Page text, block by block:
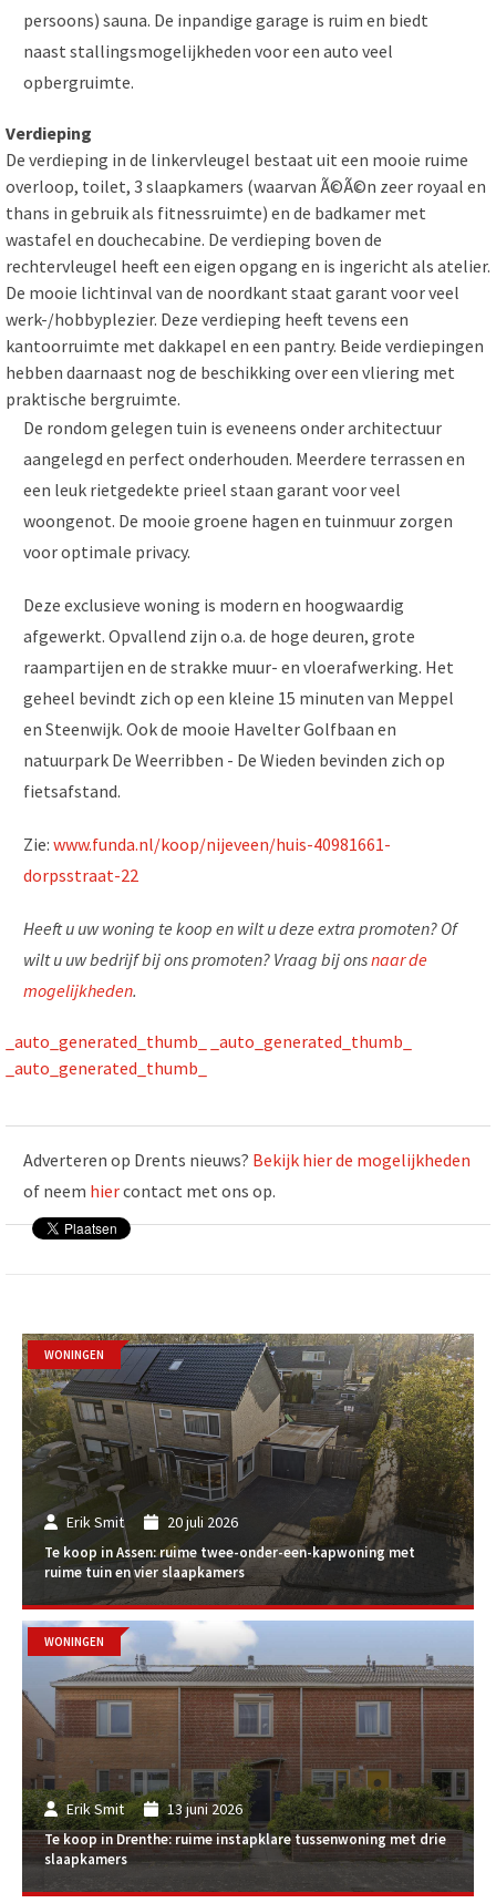
persoons) sauna. De inpandige garage is ruim en biedt
naast stallingsmogelijkheden voor een auto veel
opbergruimte.
Verdieping
De verdieping in de linkervleugel bestaat uit een mooie ruime
overloop, toilet, 3 slaapkamers (waarvan Ã©Ã©n zeer royaal en
thans in gebruik als fitnessruimte) en de badkamer met
wastafel en douchecabine. De verdieping boven de
rechtervleugel heeft een eigen opgang en is ingericht als atelier.
De mooie lichtinval van de noordkant staat garant voor veel
werk-/hobbyplezier. Deze verdieping heeft tevens een
kantoorruimte met dakkapel en een pantry. Beide verdiepingen
hebben daarnaast nog de beschikking over een vliering met
praktische bergruimte.
De rondom gelegen tuin is eveneens onder architectuur
aangelegd en perfect onderhouden. Meerdere terrassen en
een leuk rietgedekte prieel staan garant voor veel
woongenot. De mooie groene hagen en tuinmuur zorgen
voor optimale privacy.
Deze exclusieve woning is modern en hoogwaardig
afgewerkt. Opvallend zijn o.a. de hoge deuren, grote
raampartijen en de strakke muur- en vloerafwerking. Het
geheel bevindt zich op een kleine 15 minuten van Meppel
en Steenwijk. Ook de mooie Havelter Golfbaan en
natuurpark De Weerribben - De Wieden bevinden zich op
fietsafstand.
Zie: www.funda.nl/koop/nijeveen/huis-40981661-
dorpsstraat-22
Heeft u uw woning te koop en wilt u deze extra promoten? Of
wilt u uw bedrijf bij ons promoten? Vraag bij onsnaar de
mogelijkheden.
_auto_generated_thumb_
_auto_generated_thumb_
_auto_generated_thumb_
Adverteren op Drents nieuws? Bekijk hier de mogelijkheden
of neem hiercontact met ons op.
Erik Smit 20 juli 2026
Te koop in Assen: ruime twee-onder-een-kapwoning met
ruime tuin en vier slaapkamers
WONINGEN
Erik Smit 13 juni 2026
Te koop in Drenthe: ruime instapklare tussenwoning met drie
slaapkamers
WONINGEN